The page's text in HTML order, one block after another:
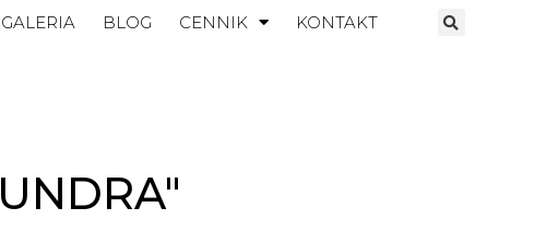
GALERIA BLOG CENNIK KONTAKT